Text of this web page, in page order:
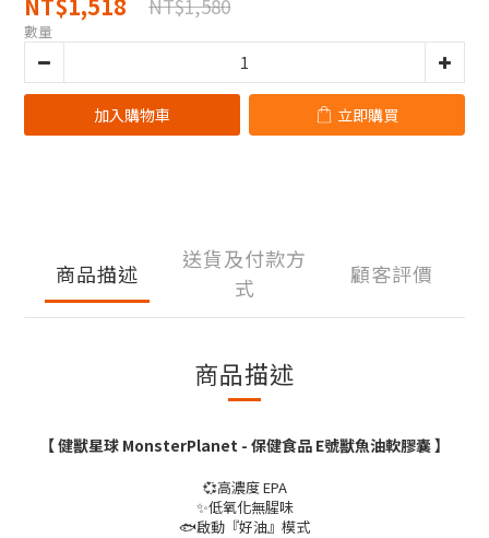
NT$1,580
數量
加入購物車 立即購買
商品描述
送貨及付款方
式
顧客評價
商品描述
【 健獸星球 MonsterPlanet - 保健食品 E號獸魚油軟膠囊】
💞高濃度 EPA
✨低氧化無腥味
🐟啟動『好油』模式